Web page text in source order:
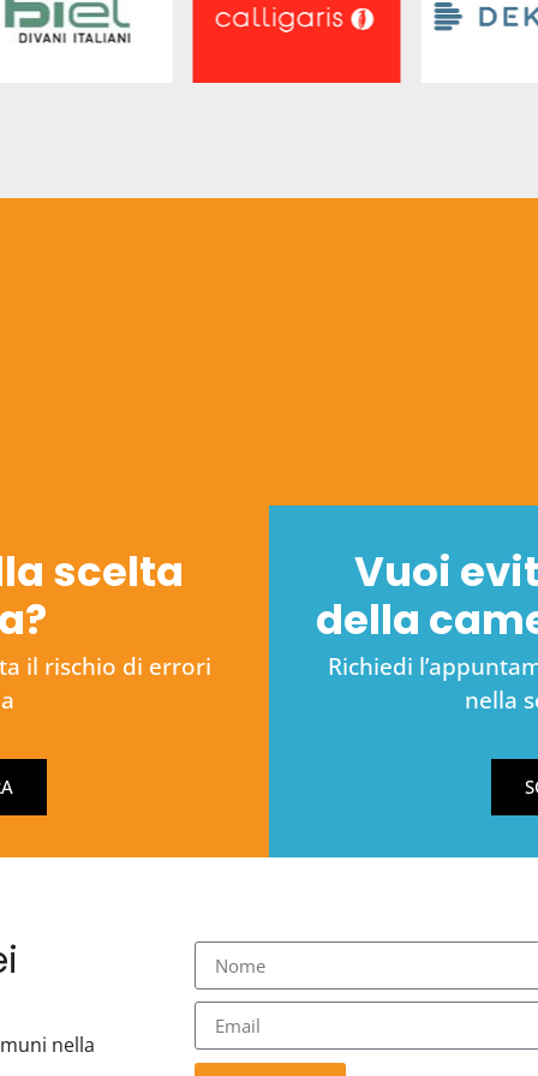
scelta
il rischio di errori
Vuoi
della
Richiedi
nella
nella